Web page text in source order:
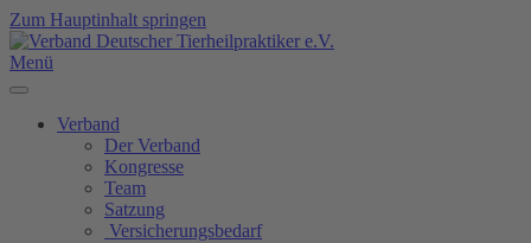
Zum Hauptinhalt springen
Menü
Verband
Der Verband
Kongresse
Team
Satzung
Versicherungsbedarf